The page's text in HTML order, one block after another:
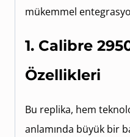
mükemmel
1. Calibre
Özellikleri
Bu replika, hem
anlamında büyük bir